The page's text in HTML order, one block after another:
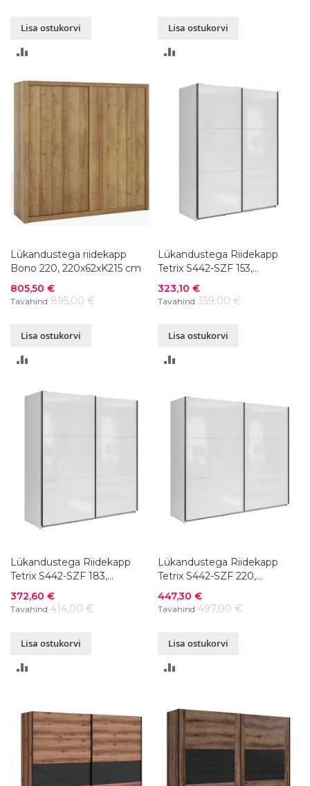
Lisa ostukorvi
Lisa ostukorvi
Lükandustega riidekapp
Bono 220, 220x62xK215 cm
Soodushind
805,50 €
Tavahind 895,00 €
Lisa ostukorvi
Lükandustega Riidekapp
Tetrix S442-SZF 153,
153x60xK195,5 cm, värvivalik
Soodushind
323,10 €
Tavahind 359,00 €
Lisa ostukorvi
Lükandustega Riidekapp
Tetrix S442-SZF 183,
183x60xK195,5 cm, värvivalik
Soodushind
372,60 €
Tavahind 414,00 €
Lisa ostukorvi
Lükandustega Riidekapp
Tetrix S442-SZF 220,
220x60xK195,5 cm, värvivalik
Soodushind
447,30 €
Tavahind 497,00 €
Lisa ostukorvi